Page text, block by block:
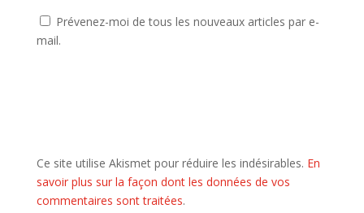
Prévenez-moi de tous les nouveaux articles par e-
mail.
Ce site utilise Akismet pour réduire les indésirables. En
savoir plus sur la façon dont les données de vos
commentaires sont traitées.